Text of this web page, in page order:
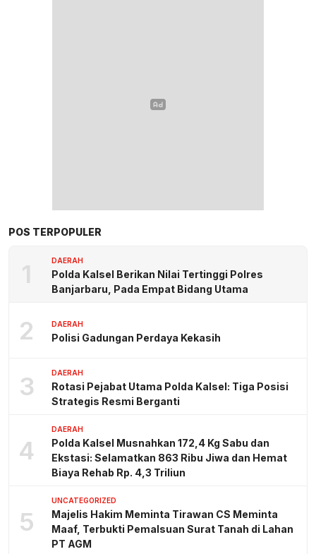
POS TERPOPULER
1 DAERAH
Polda Kalsel Berikan Nilai Tertinggi Polres
Banjarbaru, Pada Empat Bidang Utama
2 DAERAH
Polisi Gadungan Perdaya Kekasih
3 DAERAH
Rotasi Pejabat Utama Polda Kalsel: Tiga Posisi
Strategis Resmi Berganti
4
DAERAH
Polda Kalsel Musnahkan 172,4 Kg Sabu dan
Ekstasi: Selamatkan 863 Ribu Jiwa dan Hemat
Biaya Rehab Rp. 4,3 Triliun
5
UNCATEGORIZED
Majelis Hakim Meminta Tirawan CS Meminta
Maaf, Terbukti Pemalsuan Surat Tanah di Lahan
PT AGM